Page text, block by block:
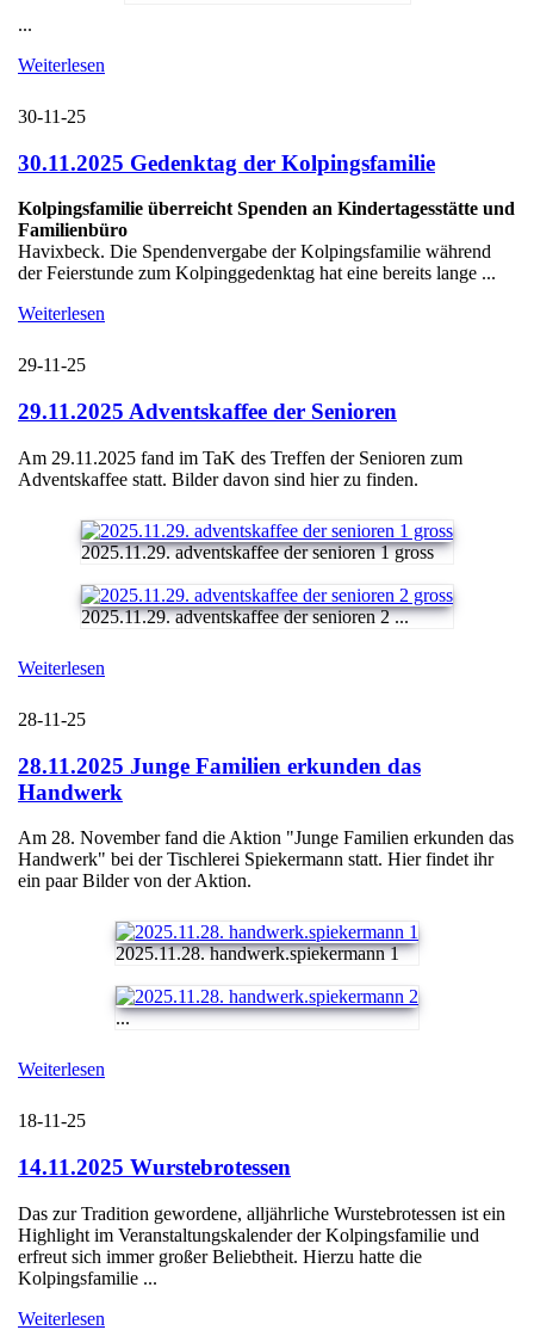
...
Weiterlesen
30-11-25
30.11.2025 Gedenktag der Kolpingsfamilie
Kolpingsfamilie überreicht Spenden an Kindertagesstätte und
Familienbüro
Havixbeck. Die Spendenvergabe der Kolpingsfamilie während
der Feierstunde zum Kolpinggedenktag hat eine bereits lange ...
Weiterlesen
29-11-25
29.11.2025 Adventskaffee der Senioren
Am 29.11.2025 fand im TaK des Treffen der Senioren zum
Adventskaffee statt. Bilder davon sind hier zu finden.
2025.11.29. adventskaffee der senioren 1 gross
2025.11.29. adventskaffee der senioren 2 ...
Weiterlesen
28-11-25
28.11.2025 Junge Familien erkunden das
Handwerk
Am 28. November fand die Aktion "Junge Familien erkunden das
Handwerk" bei der Tischlerei Spiekermann statt. Hier findet ihr
ein paar Bilder von der Aktion.
2025.11.28. handwerk.spiekermann 1
...
Weiterlesen
18-11-25
14.11.2025 Wurstebrotessen
Das zur Tradition gewordene, alljährliche Wurstebrotessen ist ein
Highlight im Veranstaltungskalender der Kolpingsfamilie und
erfreut sich immer großer Beliebtheit. Hierzu hatte die
Kolpingsfamilie ...
Weiterlesen